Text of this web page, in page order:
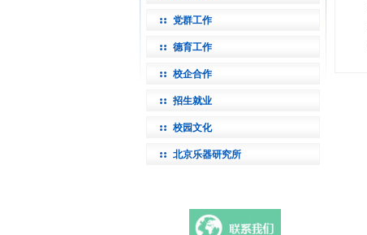
党群工作
德育工作
校企合作
招生就业
校园文化
北京乐器研究所